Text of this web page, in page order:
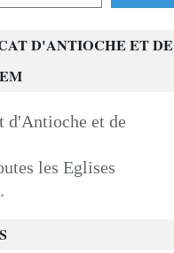
D'ANTIOCHE ET DE
les Eglises